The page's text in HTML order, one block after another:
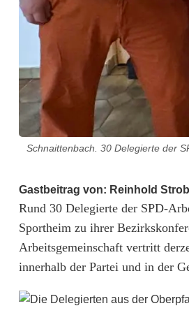
Schnaittenbach. 30 Delegierte der
S
t
r
o
b
Gastbeitrag von: Reinhold Strobl
Rund 30 Delegierte der SPD-
Sportheim zu ihrer
Arbeitsgemeinschaft vertritt
innerhalb der Partei und in der